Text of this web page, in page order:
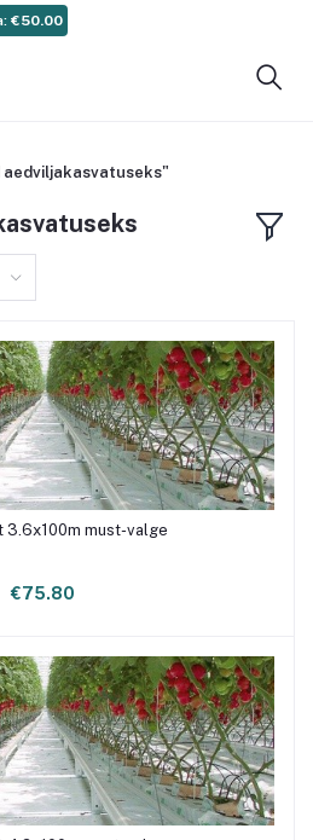
€50.00
aedviljakasvatuseks"
ostukorvi
3.6x100m must-valge
€75.80